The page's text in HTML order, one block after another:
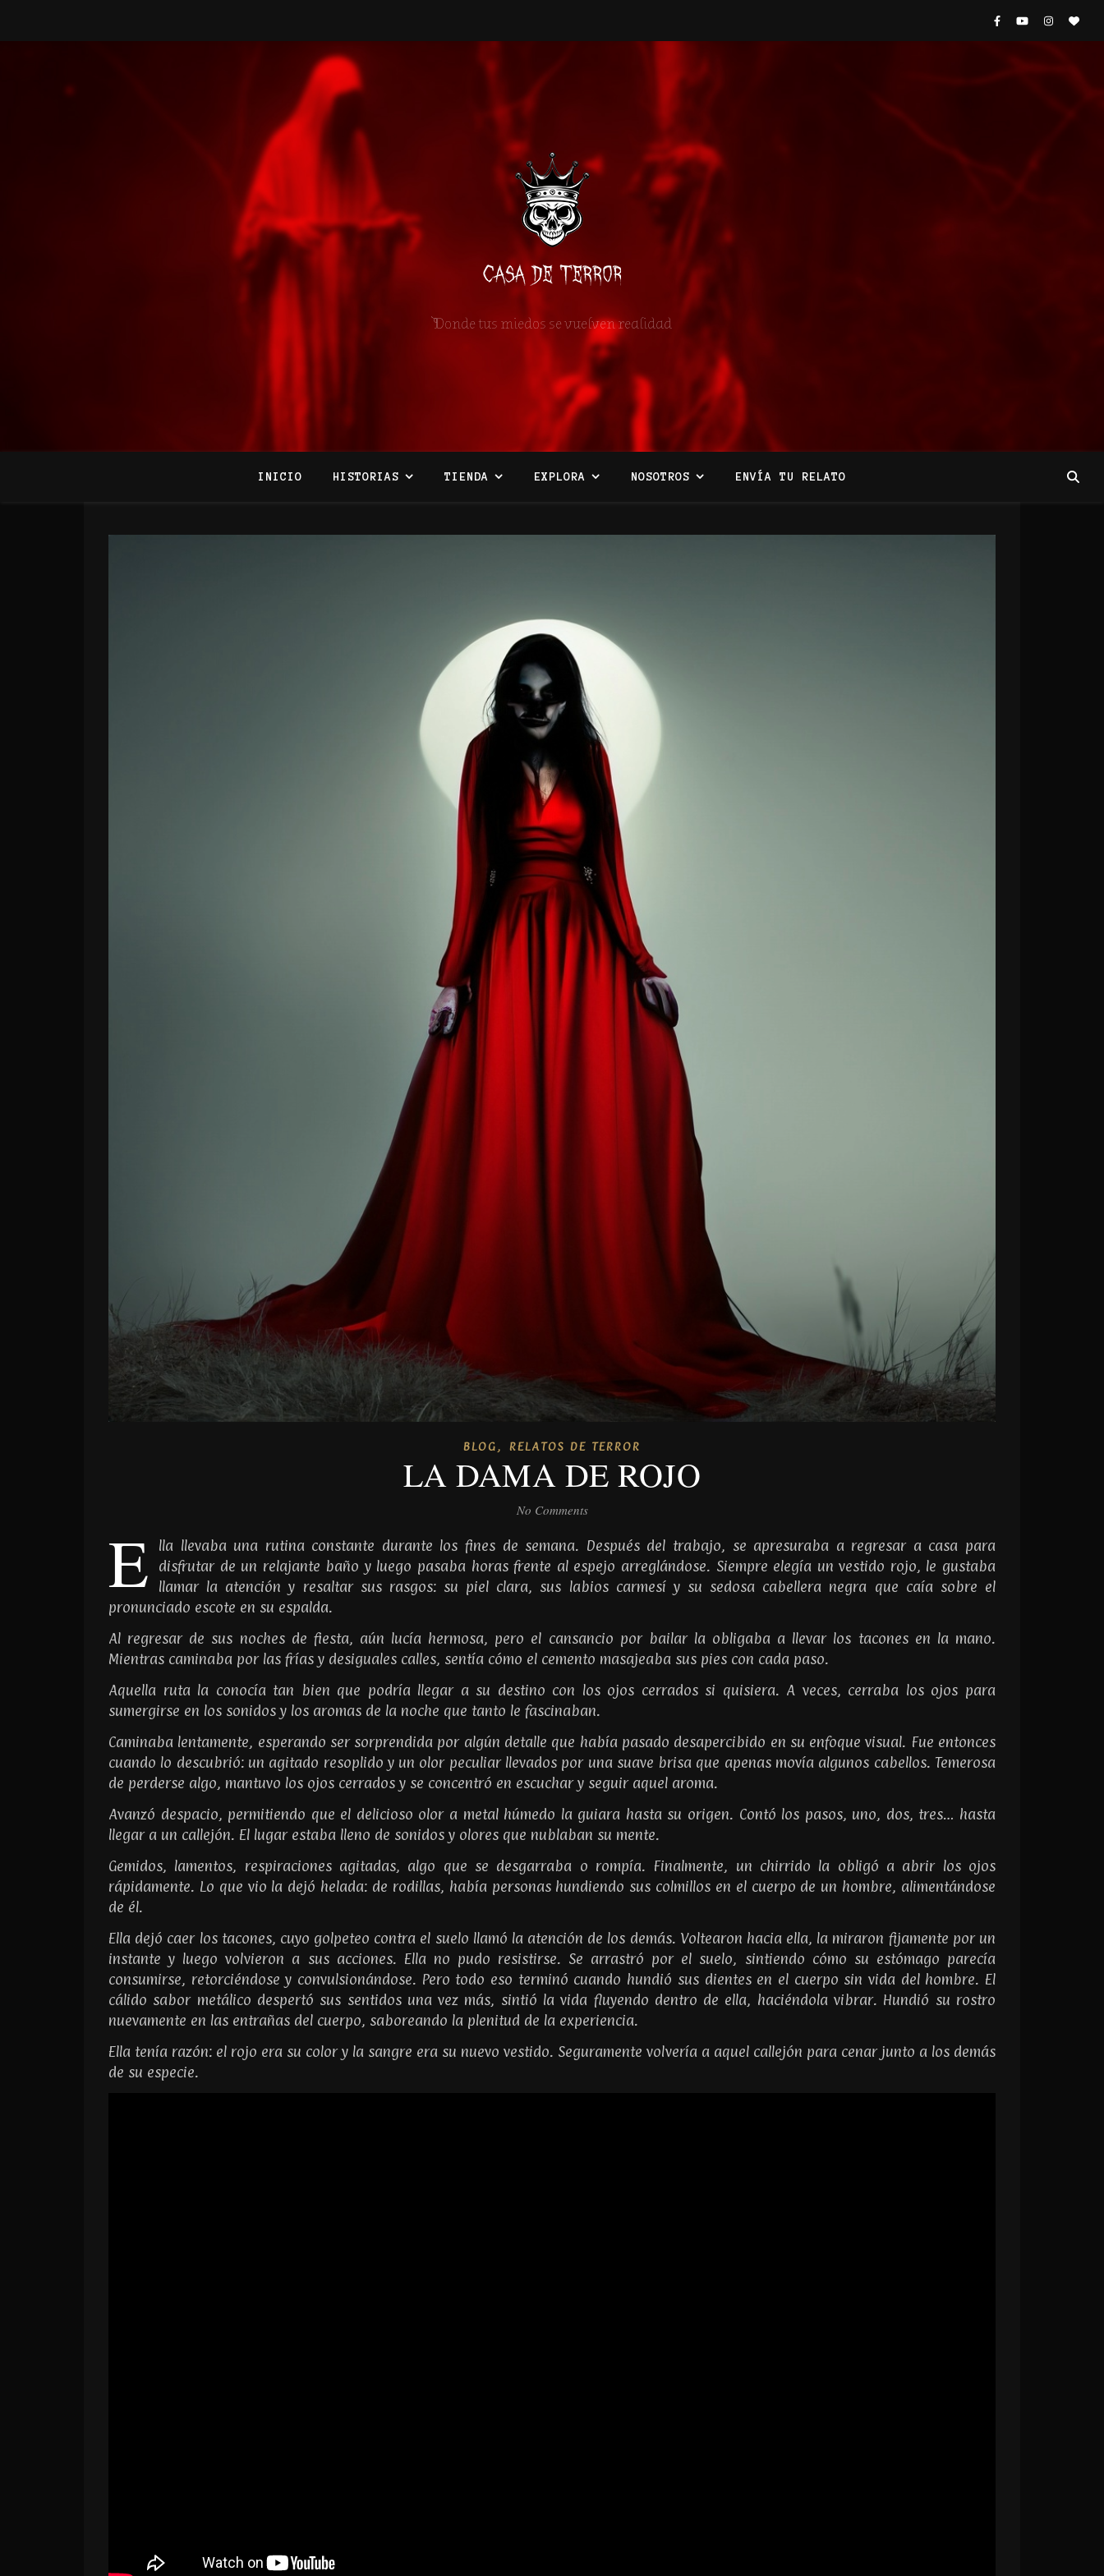
Donde tus miedos se vuelven realidad
INICIO HISTORIAS TIENDA EXPLORA NOSOTROS ENVÍA TU RELATO
BLOG, RELATOS DE TERROR
LA DAMA DE ROJO
No Comments
E
lla llevaba una rutina constante durante los fines de semana. Después del trabajo, se apresuraba a regresar a casa para
disfrutar de un relajante baño y luego pasaba horas frente al espejo arreglándose. Siempre elegía un vestido rojo, le gustaba
llamar la atención y resaltar sus rasgos: su piel clara, sus labios carmesí y su sedosa cabellera negra que caía sobre el
pronunciado escote en su espalda.
Al regresar de sus noches de fiesta, aún lucía hermosa, pero el cansancio por bailar la obligaba a llevar los tacones en la mano.
Mientras caminaba por las frías y desiguales calles, sentía cómo el cemento masajeaba sus pies con cada paso.
Aquella ruta la conocía tan bien que podría llegar a su destino con los ojos cerrados si quisiera. A veces, cerraba los ojos para
sumergirse en los sonidos y los aromas de la noche que tanto le fascinaban.
Caminaba lentamente, esperando ser sorprendida por algún detalle que había pasado desapercibido en su enfoque visual. Fue entonces
cuando lo descubrió: un agitado resoplido y un olor peculiar llevados por una suave brisa que apenas movía algunos cabellos. Temerosa
de perderse algo, mantuvo los ojos cerrados y se concentró en escuchar y seguir aquel aroma.
Avanzó despacio, permitiendo que el delicioso olor a metal húmedo la guiara hasta su origen. Contó los pasos, uno, dos, tres… hasta
llegar a un callejón. El lugar estaba lleno de sonidos y olores que nublaban su mente.
Gemidos, lamentos, respiraciones agitadas, algo que se desgarraba o rompía. Finalmente, un chirrido la obligó a abrir los ojos
rápidamente. Lo que vio la dejó helada: de rodillas, había personas hundiendo sus colmillos en el cuerpo de un hombre, alimentándose
de él.
Ella dejó caer los tacones, cuyo golpeteo contra el suelo llamó la atención de los demás. Voltearon hacia ella, la miraron fijamente por un
instante y luego volvieron a sus acciones. Ella no pudo resistirse. Se arrastró por el suelo, sintiendo cómo su estómago parecía
consumirse, retorciéndose y convulsionándose. Pero todo eso terminó cuando hundió sus dientes en el cuerpo sin vida del hombre. El
cálido sabor metálico despertó sus sentidos una vez más, sintió la vida fluyendo dentro de ella, haciéndola vibrar. Hundió su rostro
nuevamente en las entrañas del cuerpo, saboreando la plenitud de la experiencia.
Ella tenía razón: el rojo era su color y la sangre era su nuevo vestido. Seguramente volvería a aquel callejón para cenar junto a los demás
de su especie.